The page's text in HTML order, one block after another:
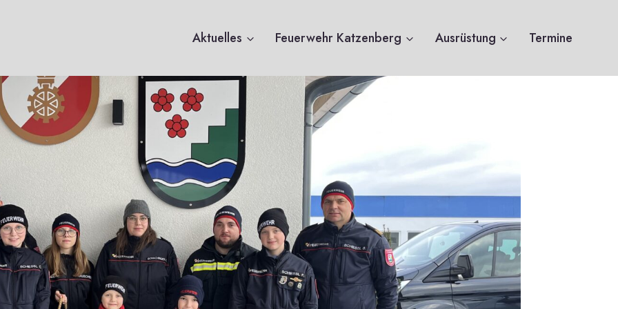
Aktuelles Feuerwehr Katzenberg Ausrüstung Termine